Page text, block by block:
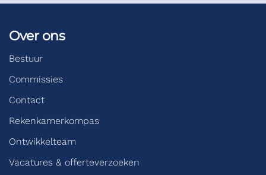
Over ons
Bestuur
Commissies
Contact
Rekenkamerkompas
Ontwikkelteam
Vacatures & offerteverzoeken